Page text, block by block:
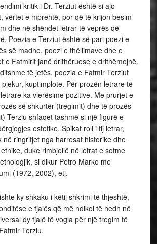
kritik i Dr. Terziut është si ajo
vërtet e mprehtë, por që të krijon besim
dhe në shëndet letrar të veprës që
Poezia e Terziut është së pari poezi e
së madhe, poezi e thëllimave dhe e
e Fatmirit janë drithëruese e drithëmojnë.
të jetës, poezia e Fatmir Terziut
kuptimplote. Për prozën letrare të
ka vlerësime pozitive. Me prurjet e
së shkurtër (tregimit) dhe të prozës
Terziu shfaqet tashmë si një figurë e
estetike. Spikat roli i tij letrar,
në ringritjet nga harresat historike dhe
duke rimbjellë në letrat e sotme
si dikur Petro Marko me
(1972, 2002), etj.
ky shkaku i këtij shkrimi të thjeshtë,
e fjalës që më ndikoi të hedh në
dy fjalë të vogla për një tregim të
Terziu.